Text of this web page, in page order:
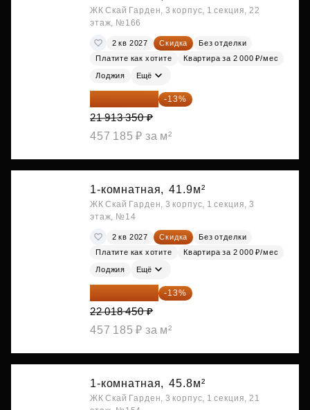
ЖК Скай Гарден, 3 корпус, 1 секция, 22
этаж, №166
2 кв 2027 Скидка
Без отделки
Платите как хотите
Квартира за 2 000 ₽/мес
Лоджия Ещё
19 064 615 ₽ -13%
21 913 350 ₽
457 185 ₽ за м²
1-комнатная, 41.9м²
ЖК Скай Гарден, 3 корпус, 1 секция, 3
этаж, №14
2 кв 2027 Скидка
Без отделки
Платите как хотите
Квартира за 2 000 ₽/мес
Лоджия Ещё
19 156 052 ₽ -13%
22 018 450 ₽
457 185 ₽ за м²
1-комнатная, 45.8м²
ЖК Скай Гарден, 3 корпус, 1 секция, 21